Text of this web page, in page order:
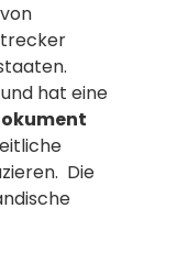
hat eine
Die